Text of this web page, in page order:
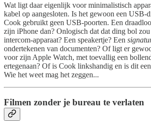
Wat ligt daar eigenlijk voor minimalistisch
kabel op aangesloten. Is het gewoon een USB-
Cook gebruikt geen USB-poorten. Een
zijn iPhone dan? Onlogisch dat dat ding bol
intercom-apparaat? Een speakertje? Een
ondertekenen van documenten? Of ligt er
voor zijn Apple Watch, met toevallig een
ertegenaan? Of is Cook linkshandig en is dit
Wie het weet mag het zeggen...
Filmen zonder je bureau te verlaten